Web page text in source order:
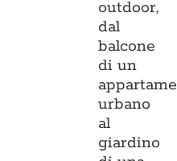
outdoor,
dal
balcone
di un
urbano
al
giardino